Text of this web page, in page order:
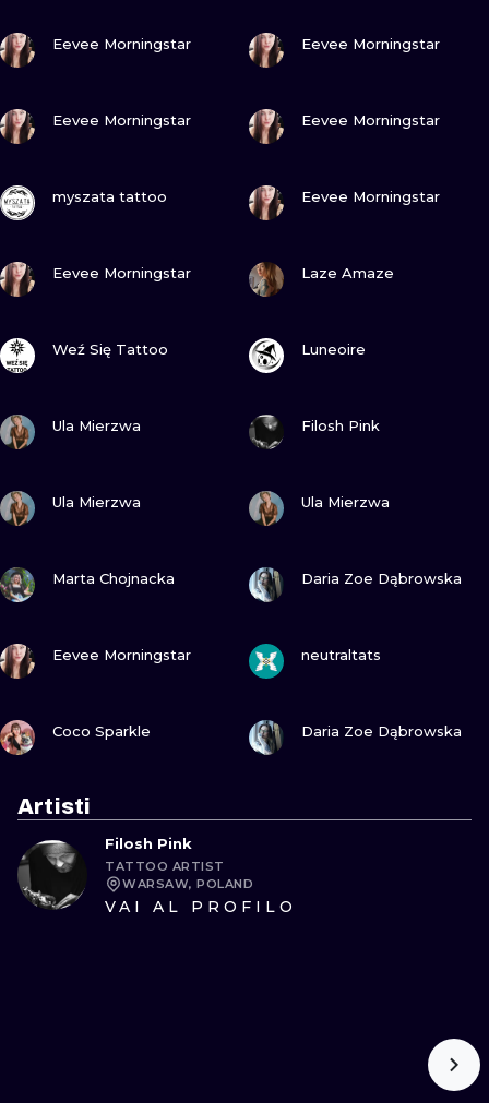
UV
Eevee Morningstar Eevee Morningstar
Eevee Morningstar Eevee Morningstar
myszata tattoo Eevee Morningstar
Eevee Morningstar Laze Amaze
Weź Się Tattoo Luneoire
Ula Mierzwa Filosh Pink
Ula Mierzwa Ula Mierzwa
Marta Chojnacka Daria Zoe Dąbrowska
Eevee Morningstar neutraltats
Coco Sparkle Daria Zoe Dąbrowska
Artisti
Filosh Pink
TATTOO ARTIST
WARSAW, POLAND
VAI AL PROFILO